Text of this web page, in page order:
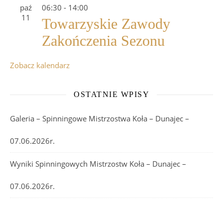
paź
11
06:30 - 14:00
Towarzyskie Zawody
Zakończenia Sezonu
Zobacz kalendarz
OSTATNIE WPISY
Galeria – Spinningowe Mistrzostwa Koła – Dunajec –
07.06.2026r.
Wyniki Spinningowych Mistrzostw Koła – Dunajec –
07.06.2026r.